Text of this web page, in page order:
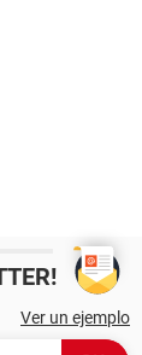
Ver un ejemplo